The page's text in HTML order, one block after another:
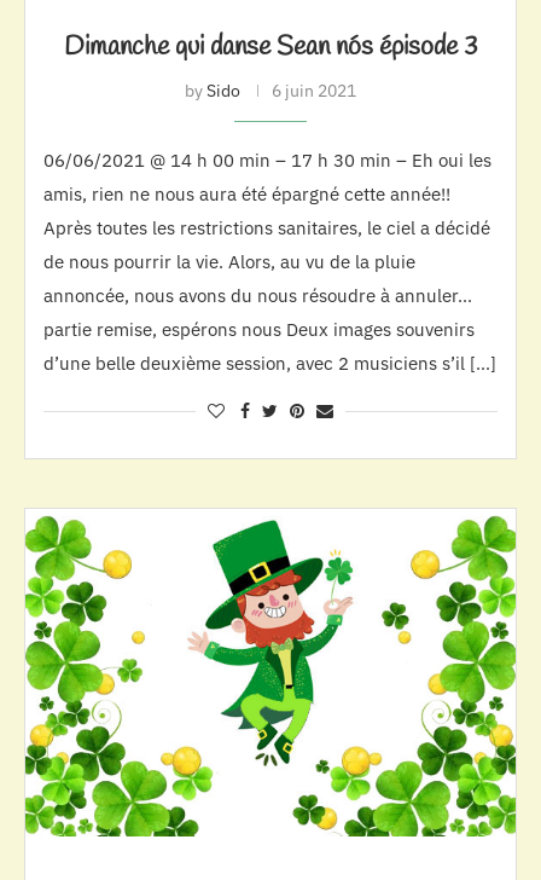
Dimanche qui danse Sean nós épisode 3
bySido 6 juin 2021
06/06/2021 @ 14 h 00 min – 17 h 30 min – Eh oui les
amis, rien ne nous aura été épargné cette année!!
Après toutes les restrictions sanitaires, le ciel a décidé
de nous pourrir la vie. Alors, au vu de la pluie
annoncée, nous avons du nous résoudre à annuler…
partie remise, espérons nous Deux images souvenirs
d’une belle deuxième session, avec 2 musiciens s’il […]